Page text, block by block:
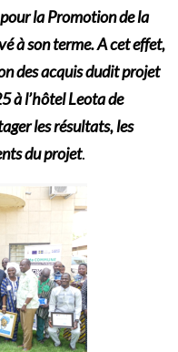
la Promotion de la
à son terme. A cet effet,
des acquis dudit projet
à l’hôtel Leota de
les résultats, les
du projet.